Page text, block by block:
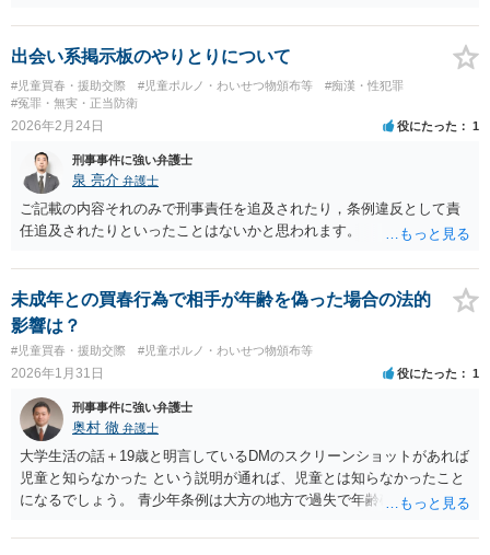
出会い系掲示板のやりとりについて
#児童買春・援助交際 #児童ポルノ・わいせつ物頒布等
#痴漢・性犯罪
#冤罪・無実・正当防衛
2026年2月24日 役にたった 1
刑事事件に強い弁護士
泉 亮介 弁護士
ご記載の内容それのみで刑事責任を追及されたり，条例違反として責
任追及されたりといったことはないかと思われます。
未成年との買春行為で相手が年齢を偽った場合の法的
影響は？
#児童買春・援助交際 #児童ポルノ・わいせつ物頒布等
2026年1月31日 役にたった 1
刑事事件に強い弁護士
奥村 徹 弁護士
大学生活の話＋19歳と明言しているDMのスクリーンショットがあれば
児童と知らなかった という説明が通れば、児童とは知らなかったこと
になるでしょう。 青少年条例は大方の地方で過失で年齢確認を尽くさ
認したとはいえないでしょう。 こういう法令の状況なので、 児童買春